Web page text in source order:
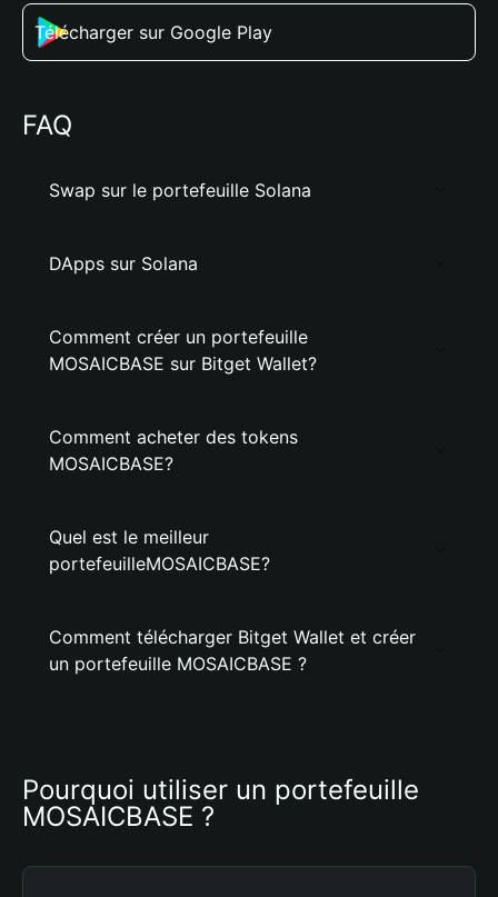
Télécharger sur Google Play
FAQ
Swap sur le portefeuille Solana
DApps sur Solana
Comment créer un portefeuille
MOSAICBASE sur Bitget Wallet?
Comment acheter des tokens
MOSAICBASE?
Quel est le meilleur
portefeuilleMOSAICBASE?
Comment télécharger Bitget Wallet et créer
un portefeuille MOSAICBASE ?
Pourquoi utiliser un portefeuille
MOSAICBASE ?